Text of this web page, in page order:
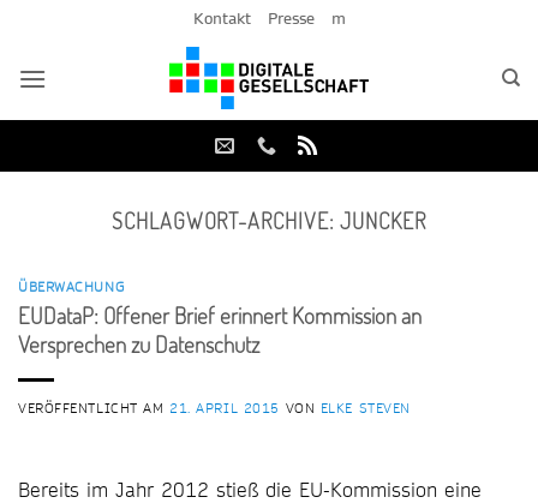
springen
Kontakt Presse m
SCHLAGWORT-ARCHIVE:JUNCKER
ÜBERWACHUNG
EUDataP: Offener Brief erinnert Kommission an
Versprechen zu Datenschutz
VERÖFFENTLICHT AM 21. APRIL 2015 VON ELKE STEVEN
Bereits im Jahr 2012 stieß die EU-Kommission eine